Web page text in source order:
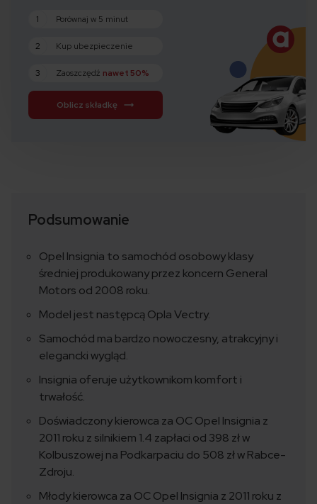
1 Porównaj w 5 minut
2 Kup ubezpieczenie
3 Zaoszczędź nawet 50%
Oblicz składkę
Podsumowanie
Opel Insignia to samochód osobowy klasy
średniej produkowany przez koncern General
Motors od 2008 roku.
Model jest następcą Opla Vectry.
Samochód ma bardzo nowoczesny, atrakcyjny i
elegancki wygląd.
Insignia oferuje użytkownikom komfort i
trwałość.
Doświadczony kierowca za OC Opel Insignia z
2011 roku z silnikiem 1.4 zapłaci od 398 zł w
Kolbuszowej na Podkarpaciu do 508 zł w Rabce-
Zdroju.
Młody kierowca za OC Opel Insignia z 2011 roku z